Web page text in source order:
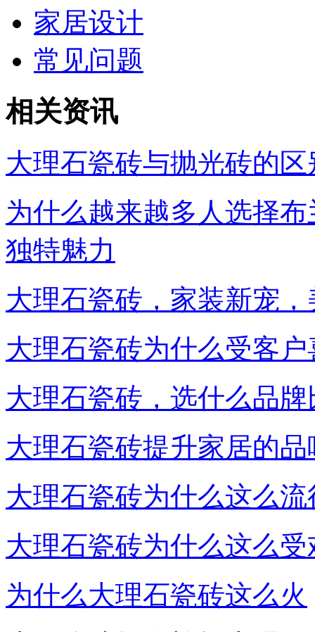
家居设计
常见问题
相关资讯
大理石瓷砖与抛光砖的区
为什么越来越多人选择
独特魅力
大理石瓷砖，家装新宠
大理石瓷砖为什么受客户
大理石瓷砖，选什么品牌
大理石瓷砖提升家居的
大理石瓷砖为什么这么流
大理石瓷砖为什么这么受
为什么大理石瓷砖这么火